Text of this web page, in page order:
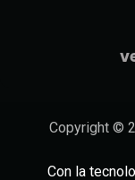
Copyright ©
Con la